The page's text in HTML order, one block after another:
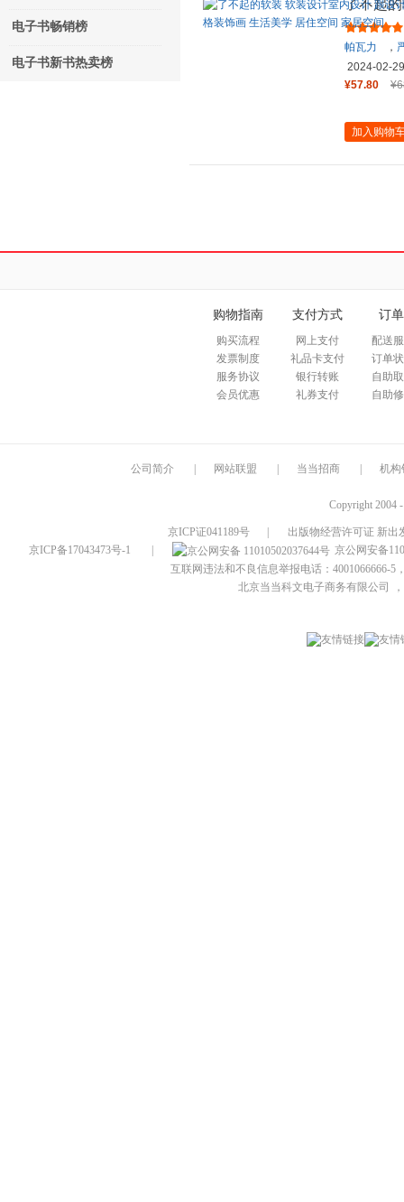
电子书畅销榜
电子书新书热卖榜
了不起
学软装
帕瓦力 ，
2024-02-29
¥57.80
加入购物
购物指南
购买流程
发票制度
服务协议
会员优惠
支付方式
网上支付
礼品卡支付
银行转账
礼券支付
订
配送
订单
自助
自助
公司简介 网站联盟 当当招商 机构
Copyright 2004
京ICP证041189号
出版物经营许可证 新出
京ICP备17043473号-1
京公网安备
互联网违法和不良信息举报电话：4001066666-5
北京当当科文电子商务有限公司